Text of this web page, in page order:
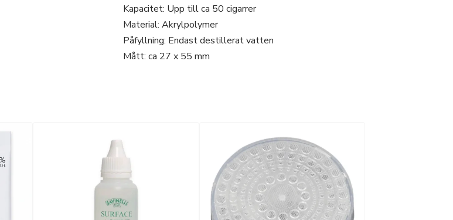
Kapacitet: Upp till ca 50 cigarrer
Material: Akrylpolymer
Påfyllning: Endast destillerat vatten
Mått: ca 27 x 55 mm